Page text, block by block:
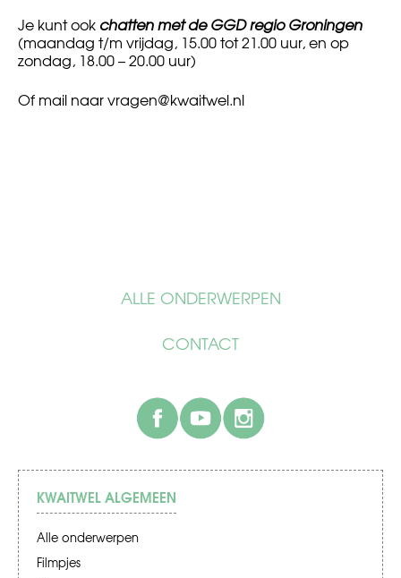
ALLE ONDERWERPEN
CONTACT
facebook
Je kunt ook chatten met de GGD regio Groningen
(maandag t/m vrijdag, 15.00 tot 21.00 uur, en op
zondag, 18.00 – 20.00 uur)
Of mail naarvragen@kwaitwel.nl
KWAITWEL ALGEMEEN
Alle onderwerpen
Filmpjes